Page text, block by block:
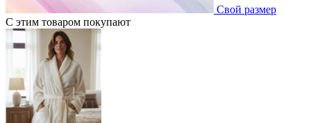
Свой размер
С этим товаром покупают